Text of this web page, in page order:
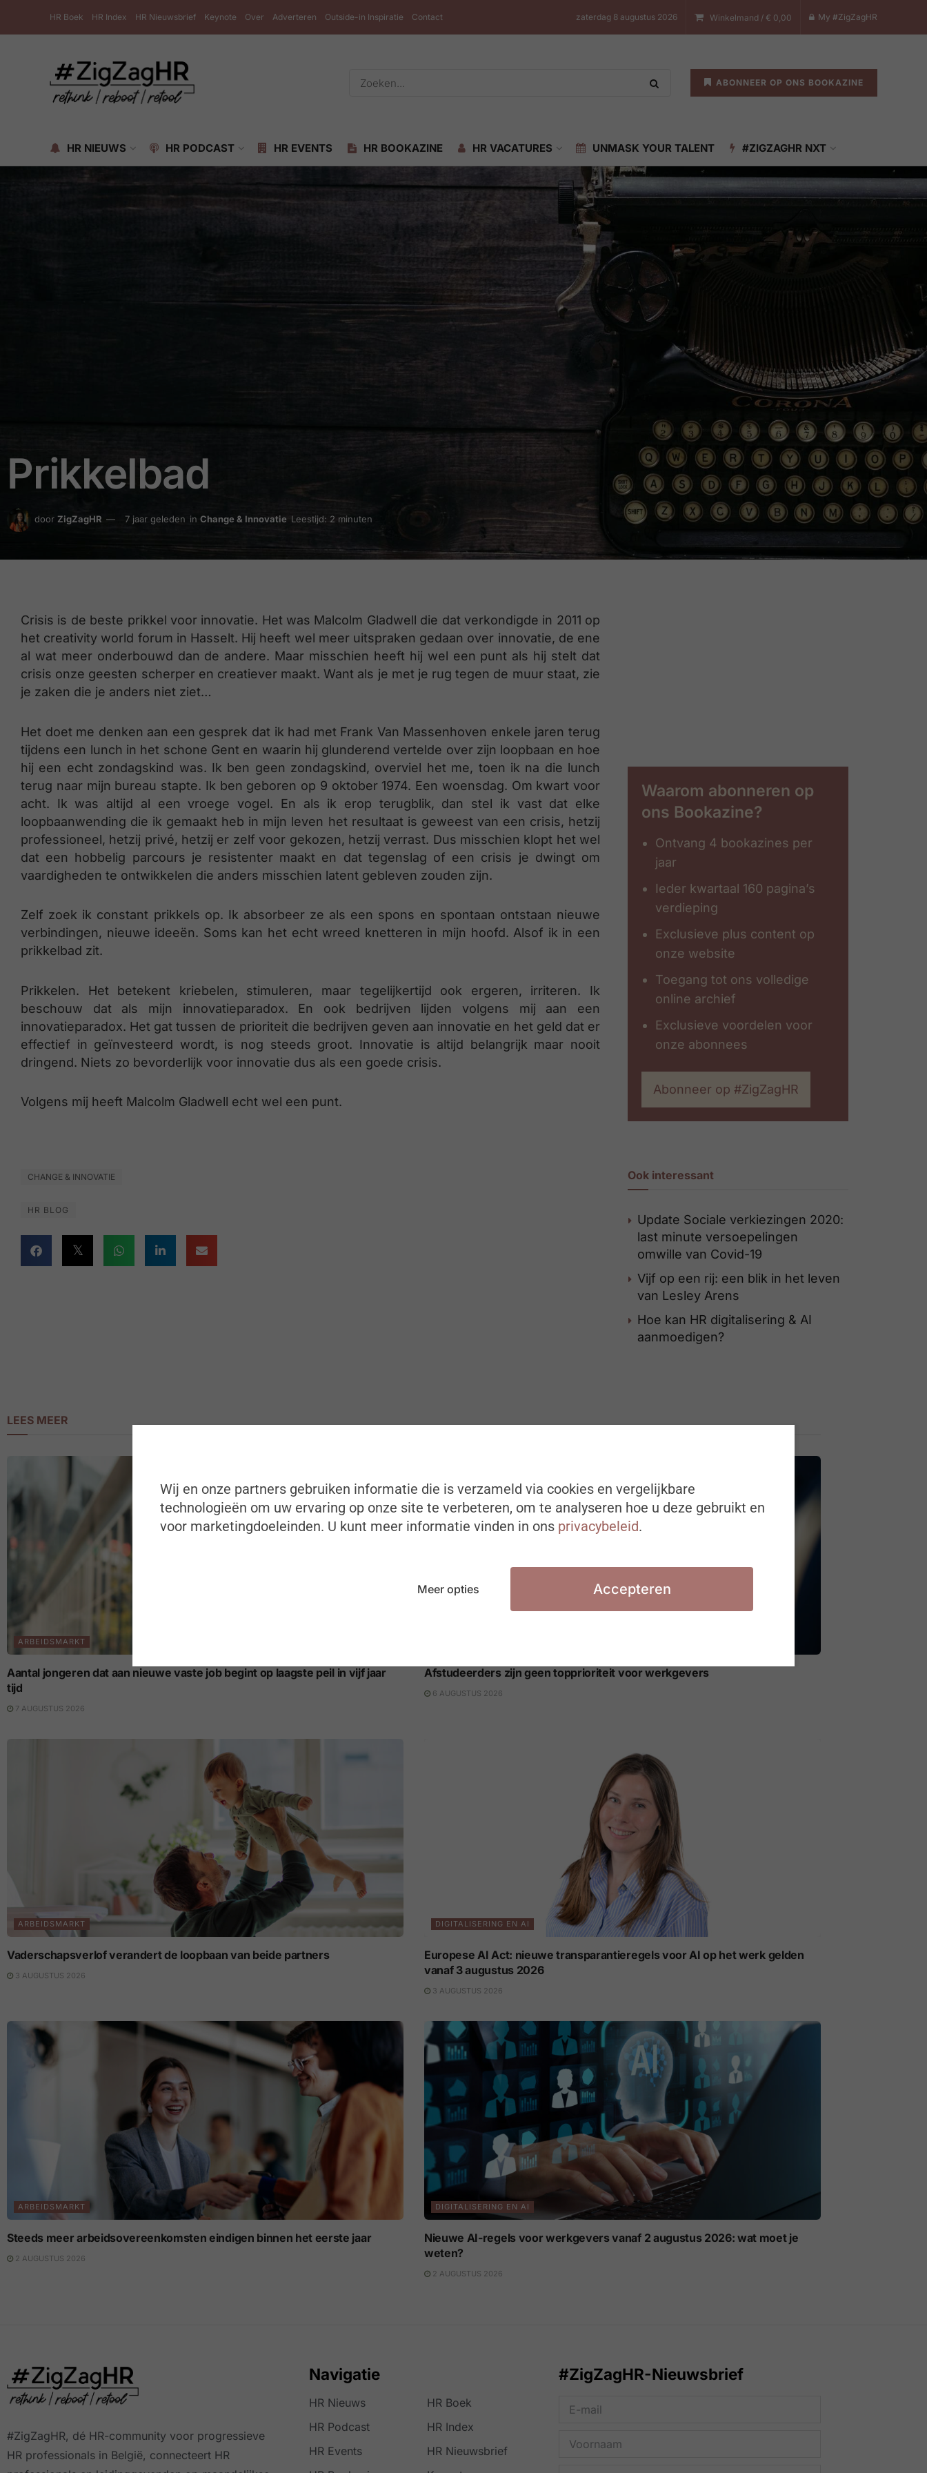
HR Boek HR Index HR Nieuwsbrief Keynote Over Adverteren Outside-in Inspiratie Contact zaterdag 8 augustus 2026 Winkelmand / € 0,00 My #ZigZagHR
ABONNEER OP ONS BOOKAZINE
HR NIEUWS HR PODCAST HR EVENTS HR BOOKAZINE HR VACATURES UNMASK YOUR TALENT #ZIGZAGHR NXT
Prikkelbad
door ZigZagHR 7 jaar geleden in Change & Innovatie Leestijd: 2 minuten
Crisis is de beste prikkel voor innovatie. Het was Malcolm Gladwell die dat verkondigde in 2011 op
het creativity world forum in Hasselt. Hij heeft wel meer uitspraken gedaan over innovatie, de ene
al wat meer onderbouwd dan de andere. Maar misschien heeft hij wel een punt als hij stelt dat
crisis onze geesten scherper en creatiever maakt. Want als je met je rug tegen de muur staat, zie
je zaken die je anders niet ziet…
Het doet me denken aan een gesprek dat ik had met Frank Van Massenhoven enkele jaren terug
tijdens een lunch in het schone Gent en waarin hij glunderend vertelde over zijn loopbaan en hoe
hij een echt zondagskind was. Ik ben geen zondagskind, overviel het me, toen ik na die lunch
terug naar mijn bureau stapte. Ik ben geboren op 9 oktober 1974. Een woensdag. Om kwart voor
acht. Ik was altijd al een vroege vogel. En als ik erop terugblik, dan stel ik vast dat elke
loopbaanwending die ik gemaakt heb in mijn leven het resultaat is geweest van een crisis, hetzij
professioneel, hetzij privé, hetzij er zelf voor gekozen, hetzij verrast. Dus misschien klopt het wel
dat een hobbelig parcours je resistenter maakt en dat tegenslag of een crisis je dwingt om
vaardigheden te ontwikkelen die anders misschien latent gebleven zouden zijn.
Zelf zoek ik constant prikkels op. Ik absorbeer ze als een spons en spontaan ontstaan nieuwe
verbindingen, nieuwe ideeën. Soms kan het echt wreed knetteren in mijn hoofd. Alsof ik in een
prikkelbad zit.
Prikkelen. Het betekent kriebelen, stimuleren, maar tegelijkertijd ook ergeren, irriteren. Ik
beschouw dat als mijn innovatieparadox. En ook bedrijven lijden volgens mij aan een
innovatieparadox. Het gat tussen de prioriteit die bedrijven geven aan innovatie en het geld dat er
effectief in geïnvesteerd wordt, is nog steeds groot. Innovatie is altijd belangrijk maar nooit
dringend. Niets zo bevorderlijk voor innovatie dus als een goede crisis.
Volgens mij heeft Malcolm Gladwell echt wel een punt.
CHANGE & INNOVATIE
HR BLOG
Waarom abonneren op
ons Bookazine?
Ontvang 4 bookazines per
jaar
Ieder kwartaal 160 pagina’s
verdieping
Exclusieve plus content op
onze website
Toegang tot ons volledige
online archief
Exclusieve voordelen voor
onze abonnees
Abonneer op #ZigZagHR
Ook interessant
Update Sociale verkiezingen 2020:
last minute versoepelingen
omwille van Covid-19
Vijf op een rij: een blik in het leven
van Lesley Arens
Hoe kan HR digitalisering & AI
aanmoedigen?
LEES MEER
ARBEIDSMARKT
Aantal jongeren dat aan nieuwe vaste job begint op laagste peil in vijf jaar
tijd
7 AUGUSTUS 2026
Afstudeerders zijn geen topprioriteit voor werkgevers
6 AUGUSTUS 2026
ARBEIDSMARKT
Vaderschapsverlof verandert de loopbaan van beide partners
3 AUGUSTUS 2026
DIGITALISERING EN AI
Europese AI Act: nieuwe transparantieregels voor AI op het werk gelden
vanaf 3 augustus 2026
3 AUGUSTUS 2026
ARBEIDSMARKT
Steeds meer arbeidsovereenkomsten eindigen binnen het eerste jaar
2 AUGUSTUS 2026
DIGITALISERING EN AI
Nieuwe AI-regels voor werkgevers vanaf 2 augustus 2026: wat moet je
weten?
2 AUGUSTUS 2026
#ZigZagHR, dé HR-community voor progressieve
HR professionals in België, connecteert HR
Navigatie
HR Nieuws
HR Podcast
HR Events
HR Boek
HR Index
HR Nieuwsbrief
#ZigZagHR-Nieuwsbrief
Wij en onze partners gebruiken informatie die is verzameld via cookies en vergelijkbare
technologieën om uw ervaring op onze site te verbeteren, om te analyseren hoe u deze gebruikt en
voor marketingdoeleinden. U kunt meer informatie vinden in ons privacybeleid.
Meer opties Accepteren